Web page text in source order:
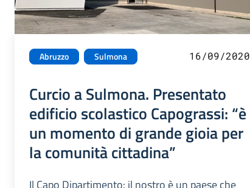
Abruzzo Sulmona 16/09/2020
Curcio a Sulmona. Presentato
edificio scolastico Capograssi: “è
un momento di grande gioia per
la comunità cittadina”